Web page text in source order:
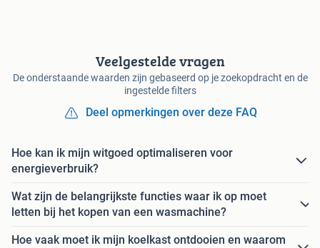
Veelgestelde vragen
De onderstaande waarden zijn gebaseerd op je zoekopdracht en de
ingestelde filters
Deel opmerkingen over deze FAQ
Hoe kan ik mijn witgoed optimaliseren voor
energieverbruik?
Wat zijn de belangrijkste functies waar ik op moet
letten bij het kopen van een wasmachine?
Hoe vaak moet ik mijn koelkast ontdooien en waarom